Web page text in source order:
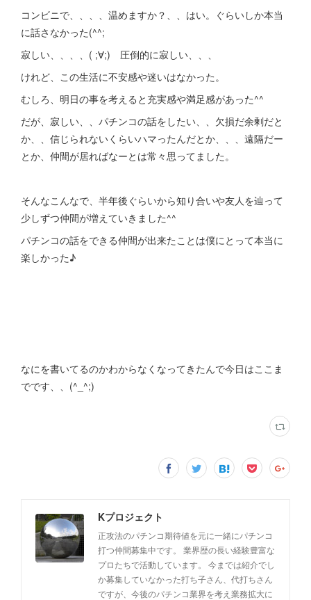
コンビニで、、、、温めますか？、、はい。ぐらいしか本当
に話さなかった(^^;
寂しい、、、、( ;∀;) 圧倒的に寂しい、、、
けれど、この生活に不安感や迷いはなかった。
むしろ、明日の事を考えると充実感や満足感があった^^
だが、寂しい、、パチンコの話をしたい、、欠損だ余剰だと
か、、信じられないくらいハマったんだとか、、、遠隔だー
とか、仲間が居ればなーとは常々思ってました。
そんなこんなで、半年後ぐらいから知り合いや友人を辿って
少しずつ仲間が増えていきました^^
パチンコの話をできる仲間が出来たことは僕にとって本当に
楽しかった♪
なにを書いてるのかわからなくなってきたんで今日はここま
でです、、(^_^;)
Kプロジェクト
正攻法のパチンコ期待値を元に一緒にパチンコ
打つ仲間募集中です。 業界歴の長い経験豊富な
プロたちで活動しています。 今までは紹介でし
か募集していなかった打ち子さん、代打ちさん
ですが、今後のパチンコ業界を考え業務拡大に